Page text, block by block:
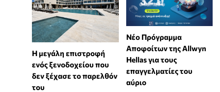
Η μεγάλη επιστροφή
ενός ξενοδοχείου που
δεν ξέχασε το παρελθόν
του
Νέο Πρόγραμμα
Αποφοίτων της Allwyn
Hellas για τους
επαγγελματίες του
αύριο